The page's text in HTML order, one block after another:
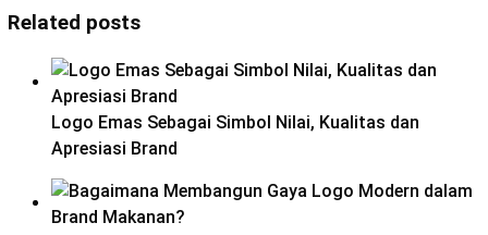
Related posts
Logo Emas Sebagai Simbol Nilai, Kualitas dan
Apresiasi Brand